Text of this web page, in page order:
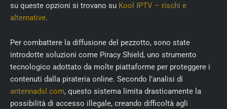
su queste opzioni si trovano su Kool IPTV – rischi e
alternative.
Per combattere la diffusione del pezzotto, sono state
introdotte soluzioni come Piracy Shield, uno strumento
tecnologico adottato da molte piattaforme per proteggere i
contenuti dalla pirateria online. Secondo l’analisi di
antennadsl.com, questo sistema limita drasticamente la
possibilità di accesso illegale, creando difficoltà agli